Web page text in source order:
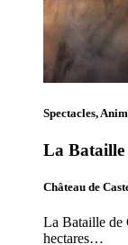
Spectacles,
La Bataille
Château de
La Bataille de
hectares…